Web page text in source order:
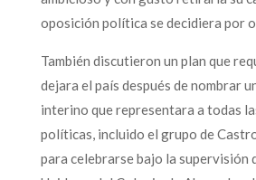
oposición política se decidiera por
También discutieron un plan que
dejara el país después de nombrar
interino que representara a todas
políticas, incluido el grupo de
para celebrarse bajo la supervisión